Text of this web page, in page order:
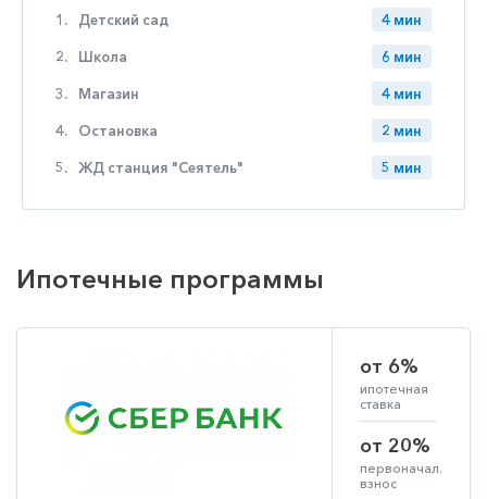
1. Детский сад 4 мин
2. Школа 6 мин
3. Магазин 4 мин
4. Остановка 2 мин
5. ЖД станция "Сеятель" 5 мин
Ипотечные программы
от 6%
ипотечная
ставка
от 20%
первоначал.
взнос